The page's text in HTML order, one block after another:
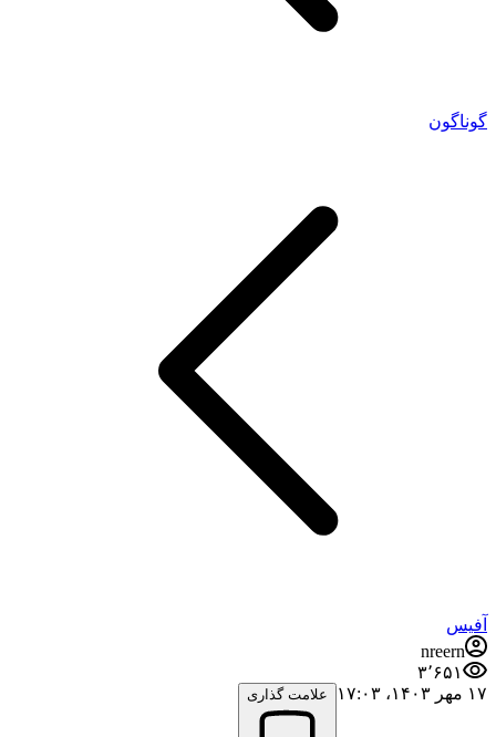
گوناگون
آفیس
nreern
۳٬۶۵۱
۱۷ مهر ۱۴۰۳،‏ ۱۷:۰۳
علامت گذاری